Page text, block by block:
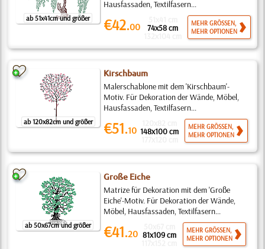
ab 51x41cm und größer
Hausfassaden, Textilfasern...
€42.00 74x58 cm
MEHR GRÖSSEN,
MEHR OPTIONEN
ab 120x82cm und größer
Kirschbaum
Malerschablone mit dem 'Kirschbaum'-
Motiv. Für Dekoration der Wände, Möbel,
Hausfassaden, Textilfasern...
€51.10 148x100 cm
MEHR GRÖSSEN,
MEHR OPTIONEN
ab 50x67cm und größer
Große Eiche
Matrize für Dekoration mit dem 'Große
Eiche'-Motiv. Für Dekoration der Wände,
Möbel, Hausfassaden, Textilfasern...
€41.20 81x109 cm
MEHR GRÖSSEN,
MEHR OPTIONEN